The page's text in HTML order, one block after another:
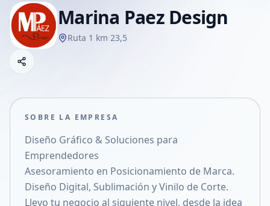
Marina Paez Design
Ruta 1 km 23,5
Compartir empresa
Compartir en X
SOBRE LA EMPRESA
Diseño Gráfico & Soluciones para
Emprendedores
Asesoramiento en Posicionamiento de Marca.
Diseño Digital, Sublimación y Vinilo de Corte.
Llevo tu negocio al siguiente nivel, desde la idea